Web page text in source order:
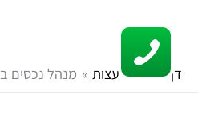
לתוכן
דף הבית עצות מנהל נכסים